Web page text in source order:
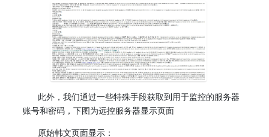
此外，我们通过一些特殊手段获取到用于监控的服务器
账号和密码，下图为远控服务器显示页面
原始韩文页面显示：